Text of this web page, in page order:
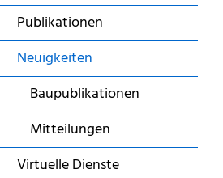
Publikationen
Neuigkeiten
(ausgewählt)
Baupublikationen
Mitteilungen
Virtuelle Dienste